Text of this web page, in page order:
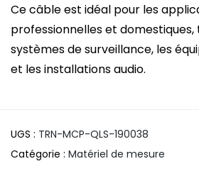
Ce câble est idéal pour les
professionnelles et domestiques,
systèmes de surveillance, les
et les installations audio.
UGS : TRN-MCP-QLS-190038
Catégorie : Matériel de mesure